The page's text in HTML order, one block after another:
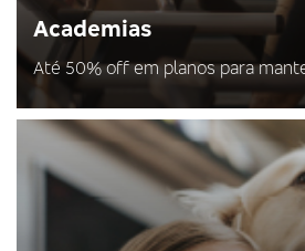
Academias
Até 50% off em planos para